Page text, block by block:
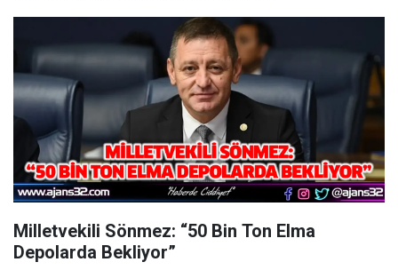
Milletvekili Sönmez: “50 Bin Ton Elma
Depolarda Bekliyor”